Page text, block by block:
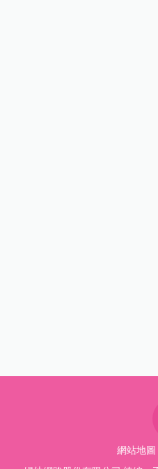
網站地圖